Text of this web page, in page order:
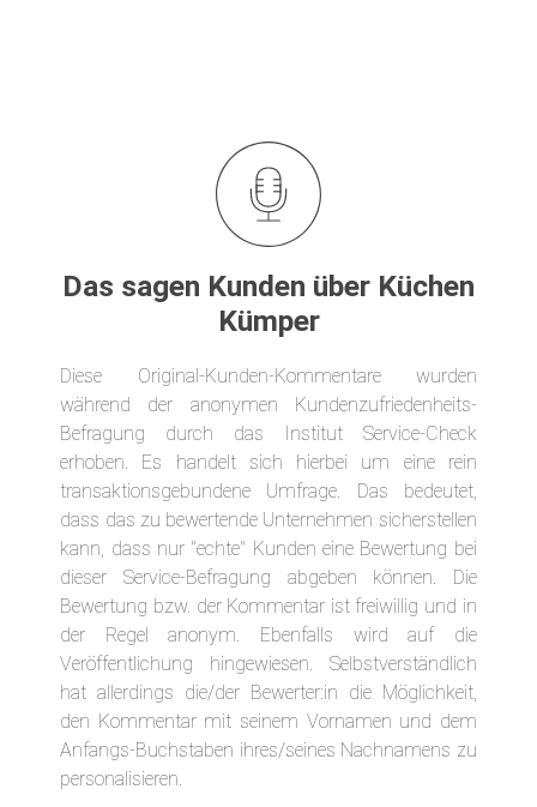
Das sagen Kunden über Küchen
Kümper
Diese Original-Kunden-Kommentare wurden
während der anonymen Kundenzufriedenheits-
Befragung durch das Institut Service-Check
erhoben. Es handelt sich hierbei um eine rein
transaktionsgebundene Umfrage. Das bedeutet,
dass das zu bewertende Unternehmen sicherstellen
kann, dass nur "echte" Kunden eine Bewertung bei
dieser Service-Befragung abgeben können. Die
Bewertung bzw. der Kommentar ist freiwillig und in
der Regel anonym. Ebenfalls wird auf die
Veröffentlichung hingewiesen. Selbstverständlich
hat allerdings die/der Bewerter:in die Möglichkeit,
den Kommentar mit seinem Vornamen und dem
Anfangs-Buchstaben ihres/seines Nachnamens zu
personalisieren.